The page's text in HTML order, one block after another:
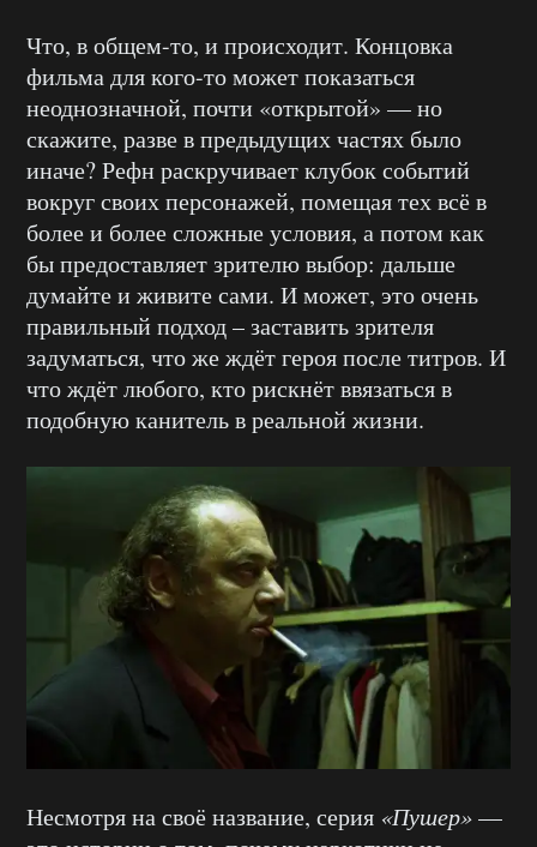
Что, в общем-то, и происходит. Концовка
фильма для кого-то может показаться
неоднозначной, почти «открытой» — но
скажите, разве в предыдущих частях было
иначе? Рефн раскручивает клубок событий
вокруг своих персонажей, помещая тех всё в
более и более сложные условия, а потом как
бы предоставляет зрителю выбор: дальше
думайте и живите сами. И может, это очень
правильный подход – заставить зрителя
задуматься, что же ждёт героя после титров. И
что ждёт любого, кто рискнёт ввязаться в
подобную канитель в реальной жизни.
Несмотря на своё название, серия «Пушер»—